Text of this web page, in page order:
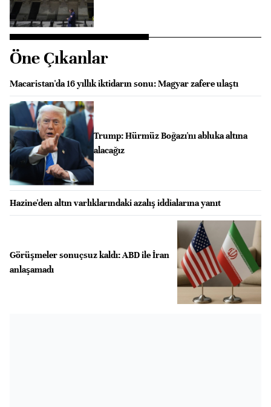
Öne Çıkanlar
Macaristan'da 16 yıllık iktidarın sonu: Magyar zafere ulaştı
Trump: Hürmüz Boğazı'nı abluka altına
alacağız
Hazine'den altın varlıklarındaki azalış iddialarına yanıt
Görüşmeler sonuçsuz kaldı: ABD ile İran
anlaşamadı